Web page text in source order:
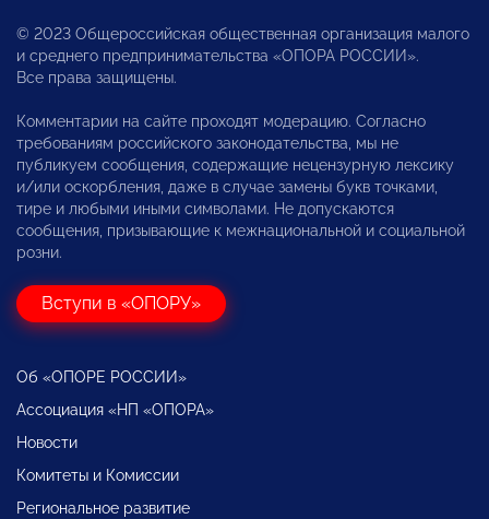
© 2023 Общероссийская общественная организация малого
и среднего предпринимательства «ОПОРА РОССИИ».
Все права защищены.
Комментарии на сайте проходят модерацию. Согласно
требованиям российского законодательства, мы не
публикуем сообщения, содержащие нецензурную лексику
и/или оскорбления, даже в случае замены букв точками,
тире и любыми иными символами. Не допускаются
сообщения, призывающие к межнациональной и социальной
розни.
Вступи в «ОПОРУ»
Об «ОПОРЕ РОССИИ»
Ассоциация «НП «ОПОРА»
Новости
Комитеты и Комиссии
Региональное развитие